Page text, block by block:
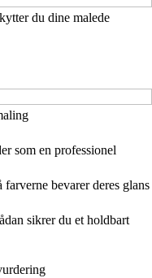
du dine malede
som en professionel
bevarer deres glans
sikrer du et holdbart